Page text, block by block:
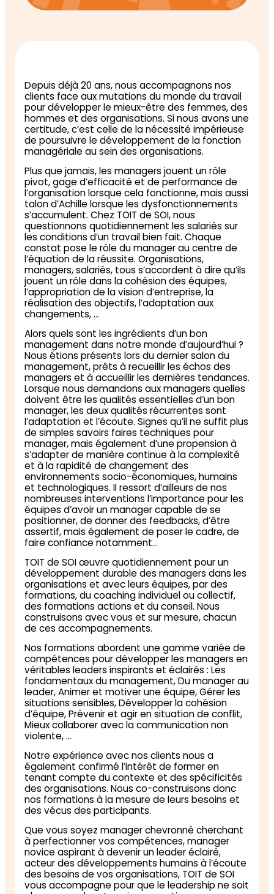
Depuis déjà 20 ans, nous accompagnons nos
clients face aux mutations du monde du travail
pour développer le mieux-être des femmes, des
hommes et des organisations. Si nous avons une
certitude, c’est celle de la nécessité impérieuse
de poursuivre le développement de la fonction
managériale au sein des organisations.
Plus que jamais, les managers jouent un rôle
pivot, gage d’efficacité et de performance de
l’organisation lorsque cela fonctionne, mais aussi
talon d’Achille lorsque les dysfonctionnements
s’accumulent. Chez TOIT de SOI, nous
questionnons quotidiennement les salariés sur
les conditions d’un travail bien fait. Chaque
constat pose le rôle du manager au centre de
l’équation de la réussite. Organisations,
managers, salariés, tous s’accordent à dire qu’ils
jouent un rôle dans la cohésion des équipes,
l’appropriation de la vision d’entreprise, la
réalisation des objectifs, l’adaptation aux
changements, …
Alors quels sont les ingrédients d’un bon
management dans notre monde d’aujourd’hui ?
Nous étions présents lors du dernier salon du
management, prêts à recueillir les échos des
managers et à accueillir les dernières tendances.
Lorsque nous demandons aux managers quelles
doivent être les qualités essentielles d’un bon
manager, les deux qualités récurrentes sont
l’adaptation et l’écoute. Signes qu’il ne suffit plus
de simples savoirs faires techniques pour
manager, mais également d’une propension à
s’adapter de manière continue à la complexité
et à la rapidité de changement des
environnements socio-économiques, humains
et technologiques. Il ressort d’ailleurs de nos
nombreuses interventions l’importance pour les
équipes d’avoir un manager capable de se
positionner, de donner des feedbacks, d’être
assertif, mais également de poser le cadre, de
faire confiance notamment…
TOIT de SOI œuvre quotidiennement pour un
développement durable des managers dans les
organisations et avec leurs équipes, par des
formations, du coaching individuel ou collectif,
des formations actions et du conseil. Nous
construisons avec vous et sur mesure, chacun
de ces accompagnements.
Nos formations abordent une gamme variée de
compétences pour développer les managers en
véritables leaders inspirants et éclairés : Les
fondamentaux du management, Du manager au
leader, Animer et motiver une équipe, Gérer les
situations sensibles, Développer la cohésion
d’équipe, Prévenir et agir en situation de conflit,
Mieux collaborer avec la communication non
violente, …
Notre expérience avec nos clients nous a
également confirmé l’intérêt de former en
tenant compte du contexte et des spécificités
des organisations. Nous co-construisons donc
nos formations à la mesure de leurs besoins et
des vécus des participants.
Que vous soyez manager chevronné cherchant
à perfectionner vos compétences, manager
novice aspirant à devenir un leader éclairé,
acteur des développements humains à l’écoute
des besoins de vos organisations, TOIT de SOI
vous accompagne pour que le leadership ne soit